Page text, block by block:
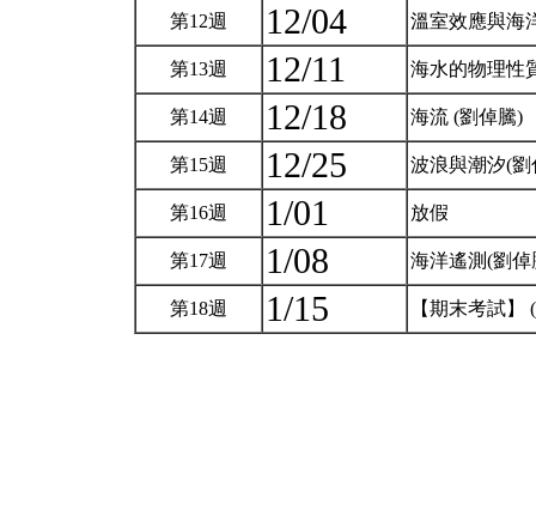
第12週 12/04 溫室效應與海
第13週 12/11 海水的物理性
第14週 12/18 海流 (劉倬騰)
第15週 12/25 波浪與潮汐(
第16週 1/01 放假
第17週 1/08 海洋遙測(劉
第18週 1/15 【期末考試